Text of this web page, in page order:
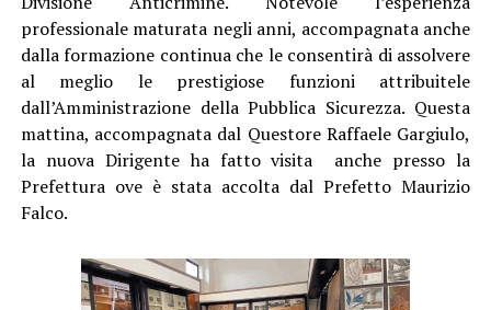
professionale maturata negli anni, accompagnata anche
dalla formazione continua che le consentirà di assolvere
al meglio le prestigiose funzioni attribuitele
dall’Amministrazione della Pubblica Sicurezza. Questa
mattina, accompagnata dal Questore Raffaele Gargiulo,
la nuova Dirigente ha fatto visita anche presso la
Prefettura ove è stata accolta dal Prefetto Maurizio
Falco.